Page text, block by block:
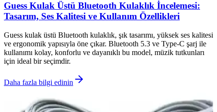
Guess Kulak Üstü Bluetooth Kulaklık İncelemesi:
Tasarım, Ses Kalitesi ve Kullanım Özellikleri
Guess kulak üstü Bluetooth kulaklık, şık tasarımı, yüksek ses kalitesi
ve ergonomik yapısıyla öne çıkar. Bluetooth 5.3 ve Type-C şarj ile
kullanımı kolay, konforlu ve dayanıklı bu model, müzik tutkunları
için ideal bir seçimdir.
Daha fazla bilgi edinin